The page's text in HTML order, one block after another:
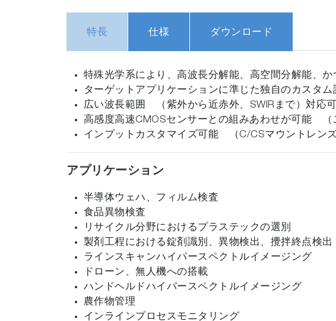
特長 仕様 ダウンロード
特殊光学系により、高波長分解能、高空間分解能、
ターゲットアプリケーションに準じた独自のカスタム
広い波長範囲 （紫外から近赤外、SWIRまで）対応
高感度高速CMOSセンサーとの組みあわせが可能 （
インプットカスタマイズ可能 （C/CSマウントレンズ
アプリケーション
半導体ウェハ、フィルム検査
食品異物検査
リサイクル分野におけるプラステックの選別
製剤工程における錠剤識別、異物検出、攪拌終点検出
ラインスキャンハイパースペクトルイメージング
ドローン、無人機への搭載
ハンドヘルドハイパースペクトルイメージング
農作物管理
インラインプロセスモニタリング